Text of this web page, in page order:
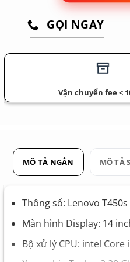
GỌI NGAY
Vận chuyển fee <
MÔ TẢ NGẮN MÔ TẢ
Thông số: Lenovo
Màn hình Display: 14
Bộ xử lý CPU: intel Core